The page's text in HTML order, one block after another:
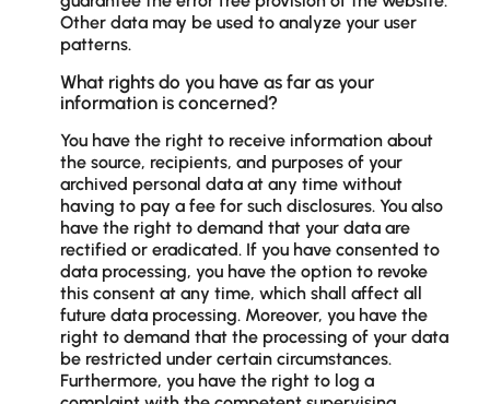
Other data may be used to analyze your user
patterns.
What rights do you have as far as your
information is concerned?
You have the right to receive information about
the source, recipients, and purposes of your
archived personal data at any time without
having to pay a fee for such disclosures. You also
have the right to demand that your data are
rectified or eradicated. If you have consented to
data processing, you have the option to revoke
this consent at any time, which shall affect all
future data processing. Moreover, you have the
right to demand that the processing of your data
be restricted under certain circumstances.
Furthermore, you have the right to log a